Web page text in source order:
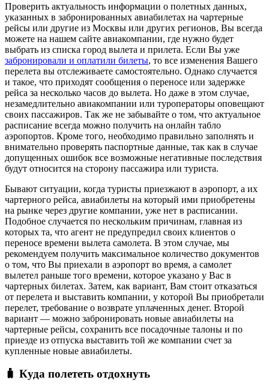
Проверить актуальность информации о полетных данных,
указанных в забронированных авиабилетах на чартерные
рейсы или другие из Москвы или других регионов, Вы всегда
можете на нашем сайте авиакомпании, где нужно будет
выбрать из списка город вылета и прилета. Если Вы уже
забронировали и оплатили билеты, то все изменения Вашего
перелета вы отслеживаете самостоятельно. Однако случается
и такое, что приходят сообщения о переносе или задержке
рейса за несколько часов до вылета. Но даже в этом случае,
незамедлительно авиакомпании или туроператоры оповещают
своих пассажиров. Так же не забывайте о том, что актуальное
расписание всегда можно получить на онлайн табло
аэропортов. Кроме того, необходимо правильно заполнять и
внимательно проверять паспортные данные, так как в случае
допущенных ошибок все возможные негативные последствия
будут относится на сторону пассажира или туриста.
Бывают ситуации, когда туристы приезжают в аэропорт, а их
чартерного рейса, авиабилеты на который ими приобретены
на рынке через другие компании, уже нет в расписании.
Подобное случается по нескольким причинам, главная из
которых та, что агент не предупредил своих клиентов о
переносе времени вылета самолета. В этом случае, мы
рекомендуем получить максимальное количество документов
о том, что Вы приехали в аэропорт во время, а самолет
вылетел раньше того времени, которое указано у Вас в
чартерных билетах. Затем, как вариант, Вам стоит отказаться
от перелета и выставить компании, у которой Вы приобретали
перелет, требование о возврате уплаченных денег. Второй
вариант — можно забронировать новые авиабилеты на
чартерные рейсы, сохранить все посадочные талоны и по
приезде из отпуска выставить той же компании счет за
купленные новые авиабилеты.
🧳 Куда полететь отдохнуть